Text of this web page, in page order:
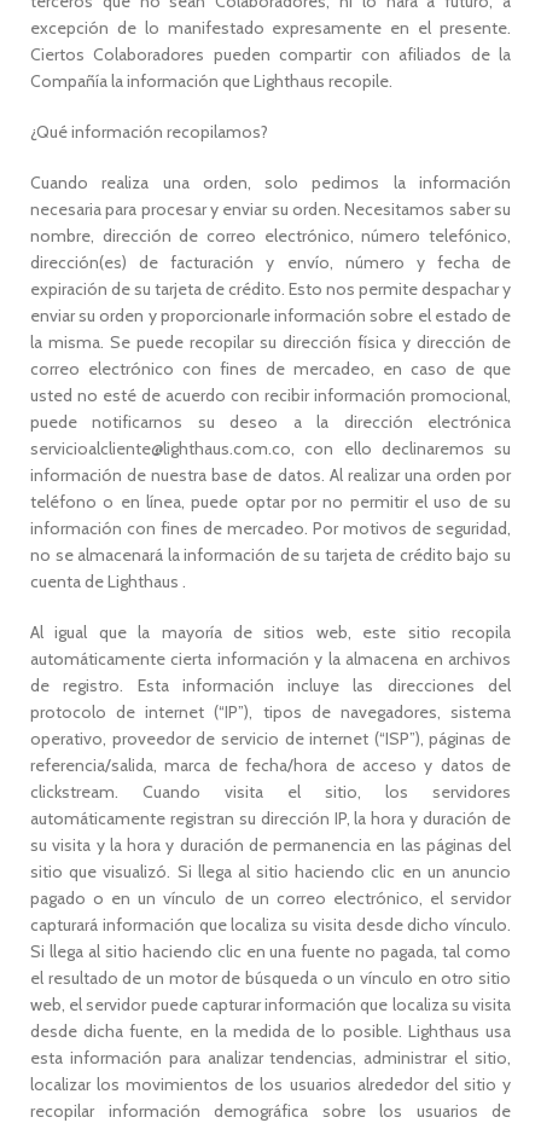
excepción de lo manifestado expresamente en el presente.
Ciertos Colaboradores pueden compartir con afiliados de la
Compañía la información que Lighthaus recopile.
¿Qué información recopilamos?
Cuando realiza una orden, solo pedimos la información
necesaria para procesar y enviar su orden. Necesitamos saber su
nombre, dirección de correo electrónico, número telefónico,
dirección(es) de facturación y envío, número y fecha de
expiración de su tarjeta de crédito. Esto nos permite despachar y
enviar su orden y proporcionarle información sobre el estado de
la misma. Se puede recopilar su dirección física y dirección de
correo electrónico con fines de mercadeo, en caso de que
usted no esté de acuerdo con recibir información promocional,
puede notificarnos su deseo a la dirección electrónica
servicioalcliente@lighthaus.com.co, con ello declinaremos su
información de nuestra base de datos. Al realizar una orden por
teléfono o en línea, puede optar por no permitir el uso de su
información con fines de mercadeo. Por motivos de seguridad,
no se almacenará la información de su tarjeta de crédito bajo su
cuenta de Lighthaus .
Al igual que la mayoría de sitios web, este sitio recopila
automáticamente cierta información y la almacena en archivos
de registro. Esta información incluye las direcciones del
protocolo de internet (“IP”), tipos de navegadores, sistema
operativo, proveedor de servicio de internet (“ISP”), páginas de
referencia/salida, marca de fecha/hora de acceso y datos de
clickstream. Cuando visita el sitio, los servidores
automáticamente registran su dirección IP, la hora y duración de
su visita y la hora y duración de permanencia en las páginas del
sitio que visualizó. Si llega al sitio haciendo clic en un anuncio
pagado o en un vínculo de un correo electrónico, el servidor
capturará información que localiza su visita desde dicho vínculo.
Si llega al sitio haciendo clic en una fuente no pagada, tal como
el resultado de un motor de búsqueda o un vínculo en otro sitio
web, el servidor puede capturar información que localiza su visita
desde dicha fuente, en la medida de lo posible. Lighthaus usa
esta información para analizar tendencias, administrar el sitio,
localizar los movimientos de los usuarios alrededor del sitio y
recopilar información demográfica sobre los usuarios de